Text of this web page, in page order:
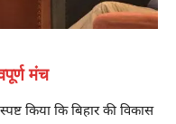
मंच
किया कि बिहार की विकास